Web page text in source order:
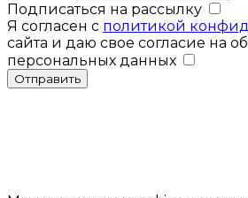
Подписаться на рассылку
Я согласен с политикой
сайта и даю свое согласие на
персональных данных
Отправить